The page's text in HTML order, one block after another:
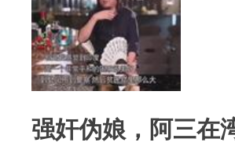
强奸伪娘，阿三在